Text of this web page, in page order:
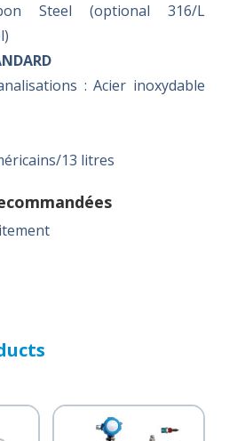
Steel (optional 316/L
: Acier inoxydable
13 litres